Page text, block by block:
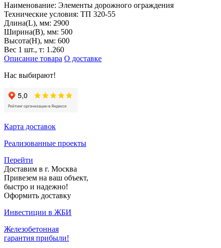
Наименование: Элементы дорожного ограждения
Технические условия: ТП 320-55
Длина(L), мм: 2900
Ширина(B), мм: 500
Высота(H), мм: 600
Вес 1 шт., т: 1.260
Описание товара О доставке
Нас выбирают!
Карта доставок
Реализованные проекты
Перейти
Доставим в г. Москва
Привезем на ваш объект,
быстро и надежно!
Оформить доставку
Инвестиции в ЖБИ
Железобетонная
гарантия прибыли!